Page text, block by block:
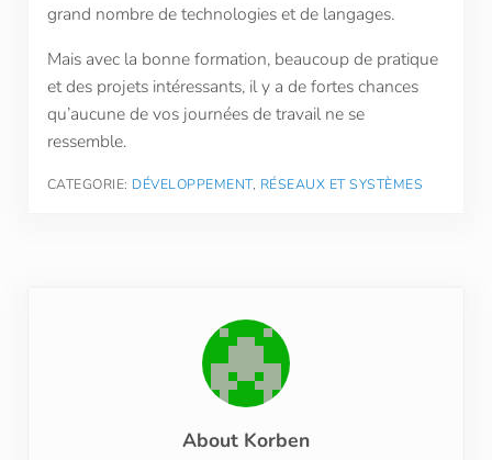
grand nombre de technologies et de langages.
Mais avec la bonne formation, beaucoup de pratique
et des projets intéressants, il y a de fortes chances
qu’aucune de vos journées de travail ne se
ressemble.
CATEGORIE: DÉVELOPPEMENT, RÉSEAUX ET SYSTÈMES
About Korben